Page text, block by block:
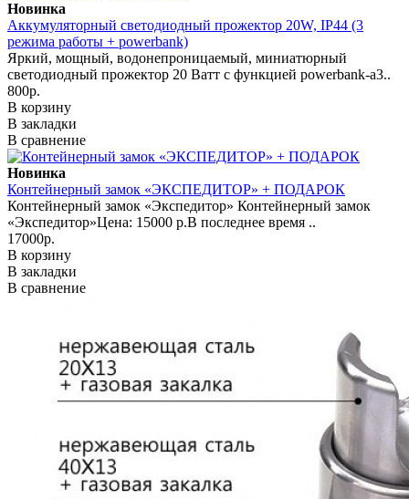
Новинка
Аккумуляторный светодиодный прожектор 20W, IP44 (3
режима работы + powerbank)
Яркий, мощный, водонепроницаемый, миниатюрный
светодиодный прожектор 20 Ватт с функцией powerbank-а3..
800р.
В корзину
В закладки
В сравнение
Новинка
Контейнерный замок «ЭКСПЕДИТОР» + ПОДАРОК
Контейнерный замок «Экспедитор» Контейнерный замок
«Экспедитор»Цена: 15000 р.В последнее время ..
17000р.
В корзину
В закладки
В сравнение